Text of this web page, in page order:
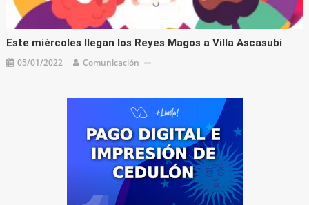
Este miércoles llegan los Reyes Magos a Villa Ascasubi
05/01/2022 Comunicación